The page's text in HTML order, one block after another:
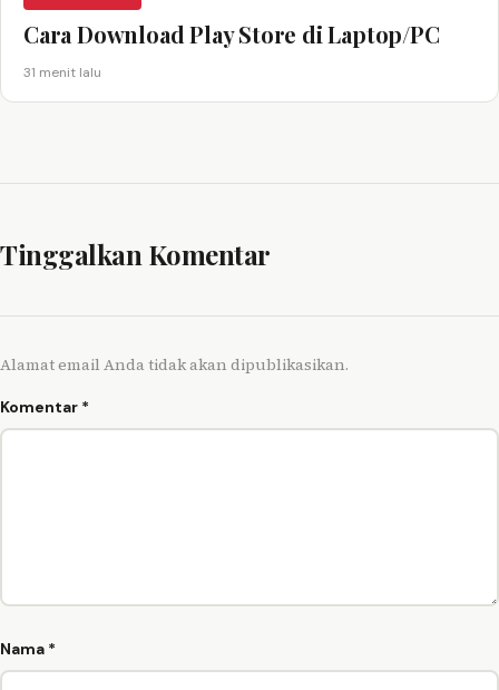
Cara Download Play Store di Laptop/PC
31 menit lalu
Tinggalkan Komentar
Alamat email Anda tidak akan dipublikasikan.
Komentar *
Nama *